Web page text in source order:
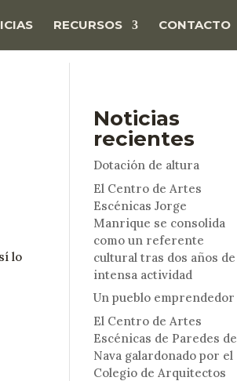
RECURSOS CONTACTO
lo
Noticias
recientes
Dotación de altura
El Centro de Artes
Escénicas Jorge
Manrique se consolida
como un referente
cultural tras dos años de
intensa actividad
Un pueblo emprendedor
El Centro de Artes
Escénicas de Paredes de
Nava galardonado por el
Colegio de Arquitectos